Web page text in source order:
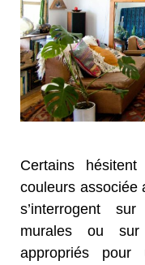
Certains
couleurs associée
s’interrogent
murales ou
appropriés